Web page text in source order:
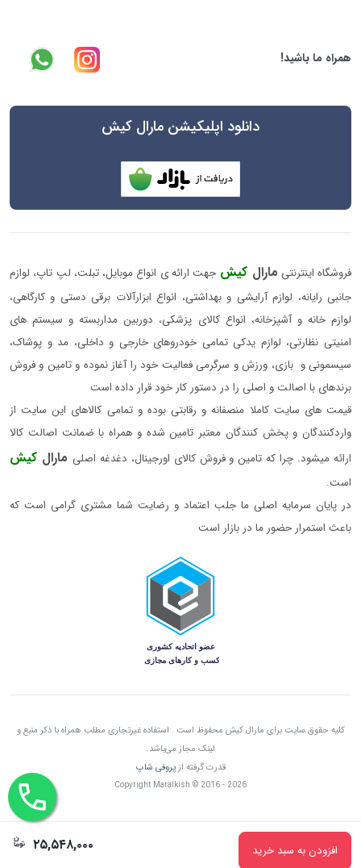
افزودن به سبد خرید ۲۵,۵۴۸,۰۰۰
همراه ما باشید!
دانلود اپلیکیشن مارال کیش
فروشگاه اینترنتی مارال کیش جهت ارائه ی انواع موبایل، تبلت، لپ تاپ، لوازم
جانبی رایانه، لوازم آرایشی و بهداشتی، انواع ابزارآلات برقی دستی و کارگاهی،
لوازم خانه و آشپزخانه، انواع کالای پزشکی، دوربین مداربسته و سیستم های
امنیتی نظارتی، لوازم یدکی تمامی خودروهای خارجی و داخلی، مد و پوشاک،
سیسمونی و بازی، ورزش و سرگرمی فعالیت خود را آغاز نموده و تامین و فروش
برندهای با اصالت و اصلی را در دستور کار خود قرار داده است
قیمت های سایت کاملا منصفانه و رقابتی بوده و تمامی کالاهای این سایت از
واردکنندگان و پخش کنندگان معتبر تامین شده و همراه با ضمانت اصالت کالا
ارائه میشود. چرا که تامین و فروش کالای اورجینال، دغدغه اصلی مارال کیش
است.
در پایان سرمایه اصلی ما جلب اعتماد و رضایت شما مشتری گرامی است که
باعث استمرار حضور ما در بازار است
کلیه حقوق سایت برای مارال کیش محفوظ است . استفاده غیرتجاری مطلب همراه با ذکر منبع و
لینک مجاز می‌باشد.
قدرت گرفته ازپروفی شاپ
Copyright Maralkish © 2016 - 2026